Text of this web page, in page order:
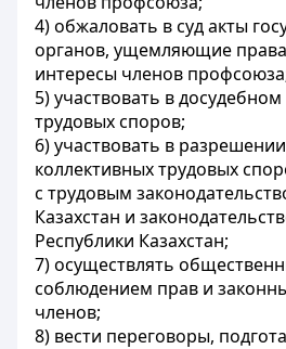
4) обжаловать в суд акты
органов, ущемляющие
интересы членов
5) участвовать в
трудовых споров;
6) участвовать в
коллективных трудовых
с трудовым
Казахстан и
Республики Казахстан;
7) осуществлять
соблюдением прав и
членов;
8) вести переговоры,